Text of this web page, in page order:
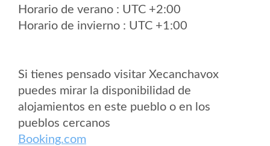
Horario de verano : UTC +2:00
Horario de invierno : UTC +1:00
Si tienes pensado visitar Xecanchavox
puedes mirar la disponibilidad de
alojamientos en este pueblo o en los
pueblos cercanos
Booking.com